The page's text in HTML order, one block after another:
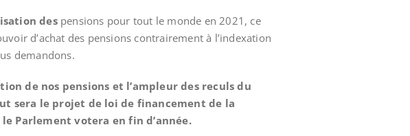
despensions pour tout le monde en 2021, ce
d’achat des pensions contrairement à l’indexation
demandons.
de nos pensions et l’ampleur des reculs du
sera le projet de loi de financement de la
le Parlement votera en fin d’année.